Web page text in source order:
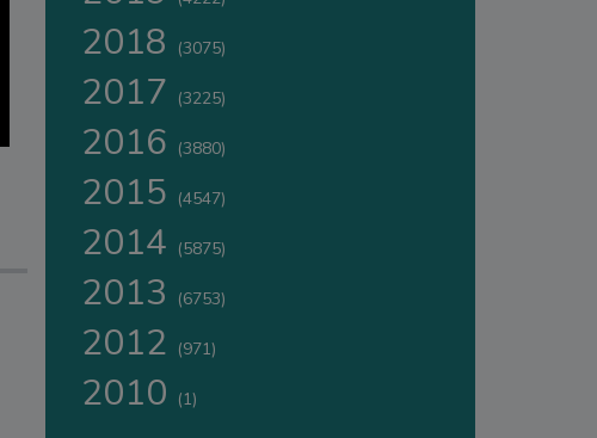
2018 (3075)
2017 (3225)
2016 (3880)
2015 (4547)
2014 (5875)
2013 (6753)
2012 (971)
2010 (1)